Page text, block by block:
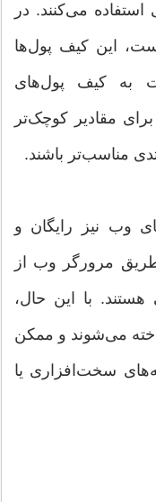
می‌کنند. در
این کیف پول‌ها
به کیف پول‌های
مقادیر کوچک‌تر
وب نیز رایگان و
مرورگر وب از
با این حال،
می‌شوند و ممکن
سخت‌افزاری یا